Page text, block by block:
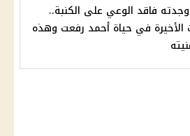
فاقد الوعي على الكنبة..
الأخيرة في حياة أحمد رفعت وهذه